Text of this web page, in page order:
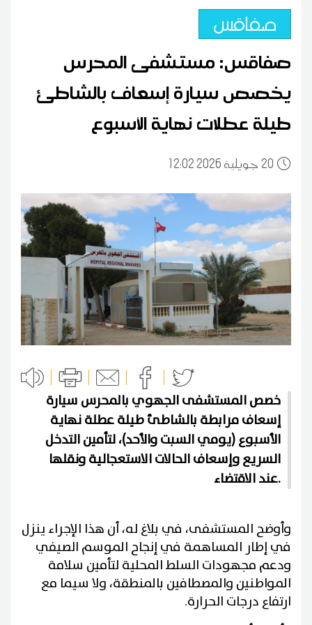
صفاقس
صفاقس: مستشفى المحرس
يخصص سيارة إسعاف بالشاطئ
طيلة عطلات نهاية الأسبوع
20 12:02 2026 جويلية
خصص المستشفى الجهوي بالمحرس سيارة
إسعاف مرابطة بالشاطئ طيلة عطلة نهاية
الأسبوع (يومي السبت والأحد)، لتأمين التدخل
السريع وإسعاف الحالات الاستعجالية ونقلها
عند الاقتضاء.
وأوضح المستشفى، في بلاغ له، أن هذا الإجراء ينزل
في إطار المساهمة في إنجاح الموسم الصيفي
ودعم مجهودات السلط المحلية لتأمين سلامة
المواطنين والمصطافين بالمنطقة، ولا سيما مع
ارتفاع درجات الحرارة.